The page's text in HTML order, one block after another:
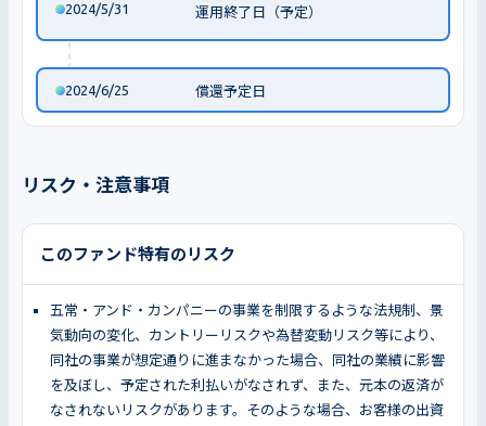
2024/5/31 運用終了日（予定）
2024/6/25 償還予定日
リスク・注意事項
このファンド特有のリスク
五常・アンド・カンパニーの事業を制限するような法規制、景
気動向の変化、カントリーリスクや為替変動リスク等により、
同社の事業が想定通りに進まなかった場合、同社の業績に影響
を及ぼし、予定された利払いがなされず、また、元本の返済が
なされないリスクがあります。そのような場合、お客様の出資